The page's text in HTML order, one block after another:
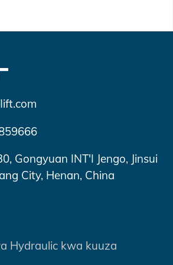
Gongyuan INT'I Jengo, Jinsui
City, Henan, China
Hydraulic kwa kuuza